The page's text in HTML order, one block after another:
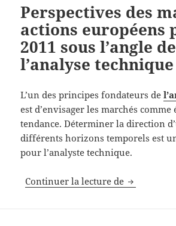
Perspectives des
actions européens
2011 sous l’angle de
l’analyse technique
L’un des principes fondateurs de
est d’envisager les marchés
tendance. Déterminer la direction
différents horizons temporels est
pour l’analyste technique.
Continuer la lecture de